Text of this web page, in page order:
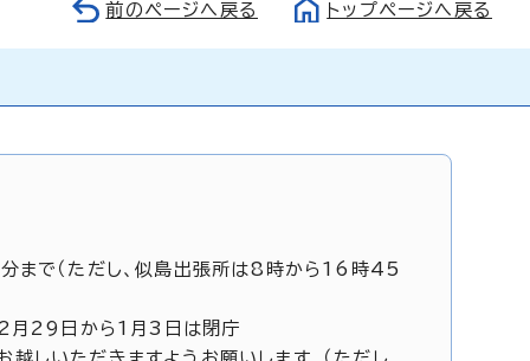
前のページへ戻る トップページへ戻る
で（ただし、似島出張所は8時から16時45
月29日から1月3日は閉庁